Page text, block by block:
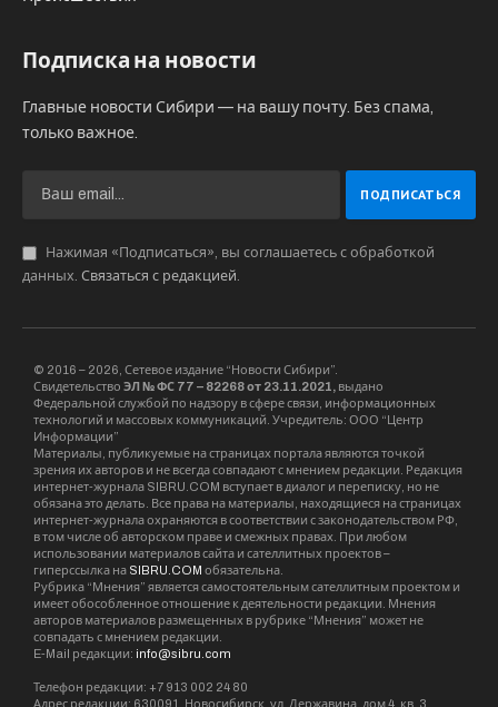
Подписка на новости
Главные новости Сибири — на вашу почту. Без спама,
только важное.
Нажимая «Подписаться», вы соглашаетесь с обработкой
данных. Связаться с редакцией
© 2016 – 2026, Сетевое издание “Новости Сибири”.
Свидетельство ЭЛ № ФС 77 – 82268 от 23.11.2021, выдано
Федеральной службой по надзору в сфере связи, информационных
технологий и массовых коммуникаций. Учредитель: ООО “Центр
Информации”
Материалы, публикуемые на страницах портала являются точкой
зрения их авторов и не всегда совпадают с мнением редакции. Редакция
интернет-журнала SIBRU.COM вступает в диалог и переписку, но не
обязана это делать. Все права на материалы, находящиеся на страницах
интернет-журнала охраняются в соответствии с законодательством РФ,
в том числе об авторском праве и смежных правах. При любом
использовании материалов сайта и сателлитных проектов –
гиперссылка на SIBRU.COM обязательна.
Рубрика “Мнения” является самостоятельным сателлитным проектом и
имеет обособленное отношение к деятельности редакции. Мнения
авторов материалов размещенных в рубрике “Мнения” может не
совпадать с мнением редакции.
E-Mail редакции: info@sibru.com
Телефон редакции: +7 913 002 24 80
Адрес редакции: 630091, Новосибирск, ул. Державина, дом 4, кв. 3